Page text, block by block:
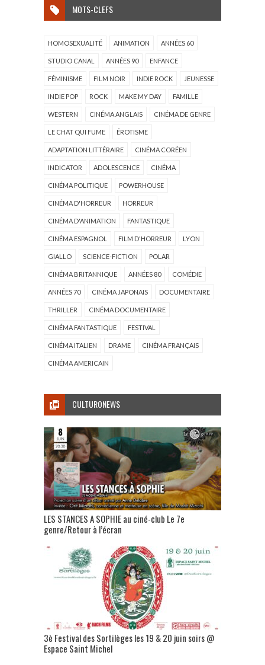
MOTS-CLEFS
HOMOSEXUALITÉ ANIMATION ANNÉES 60
STUDIO CANAL ANNÉES 90 ENFANCE
FÉMINISME FILM NOIR INDIE ROCK JEUNESSE
INDIE POP ROCK MAKE MY DAY FAMILLE
WESTERN CINÉMA ANGLAIS CINÉMA DE GENRE
LE CHAT QUI FUME ÉROTISME
ADAPTATION LITTÉRAIRE CINÉMA CORÉEN
INDICATOR ADOLESCENCE CINÉMA
CINÉMA POLITIQUE POWERHOUSE
CINÉMA D'HORREUR HORREUR
CINÉMA D'ANIMATION FANTASTIQUE
CINÉMA ESPAGNOL FILM D'HORREUR LYON
GIALLO SCIENCE-FICTION POLAR
CINÉMA BRITANNIQUE ANNÉES 80 COMÉDIE
ANNÉES 70 CINÉMA JAPONAIS DOCUMENTAIRE
THRILLER CINÉMA DOCUMENTAIRE
CINÉMA FANTASTIQUE FESTIVAL
CINÉMA ITALIEN DRAME CINÉMA FRANÇAIS
CINÉMA AMERICAIN
CULTURONEWS
LES STANCES A SOPHIE au ciné-club Le 7e
genre/Retour à l’écran
3è Festival des Sortilèges les 19 & 20 juin soirs @
Espace Saint Michel